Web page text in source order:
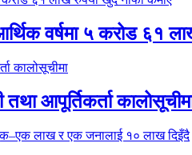
वर्षमा ५ करोड ६१
आपूर्तिकर्ता